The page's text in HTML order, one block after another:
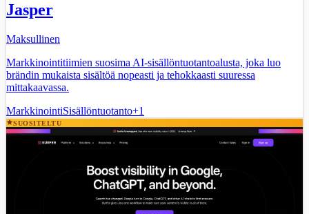
Jasper
Maksullinen
Markkinointitiimien suosima AI-sisällöntuotantoalusta, joka luo
brändin mukaista sisältöä nopeasti ja tehokkaasti suuressa
mittakaavassa.
MarkkinointiSisällöntuotanto+1
SUOSITELTU